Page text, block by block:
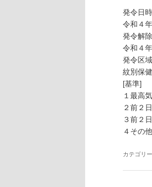
発令日時
令和４
発令解除
令和４
発令区
紋別保
[基準]
１最高
２前２
３前２
４その
カテゴリ